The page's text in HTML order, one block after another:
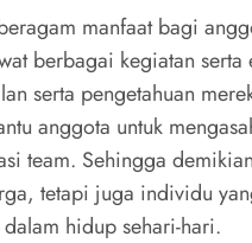
manfaat bagi
berbagai kegiatan
serta pengetahuan
anggota untuk
team. Sehingga
tetapi juga individu
hidup sehari-hari.